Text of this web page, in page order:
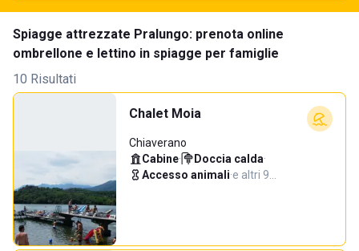
Spiagge attrezzate Pralungo: prenota online
ombrellone e lettino in spiagge per famiglie
10 Risultati
Chalet Moia
Chiaverano
Cabine· Doccia calda·
Accesso animali·e altri 9…